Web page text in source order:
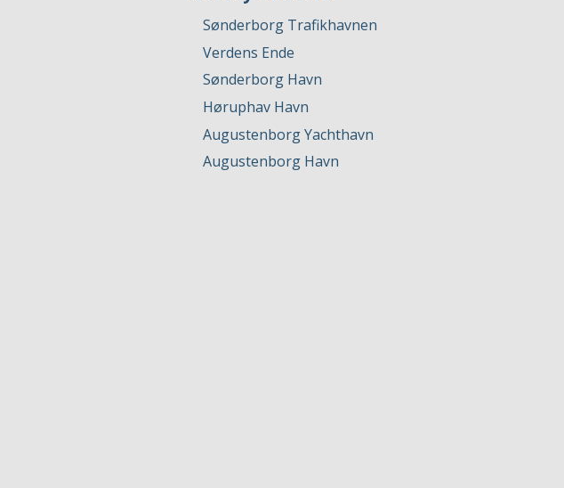
Sønderborg Trafikhavnen
Verdens Ende
Sønderborg Havn
Høruphav Havn
Augustenborg Yachthavn
Augustenborg Havn